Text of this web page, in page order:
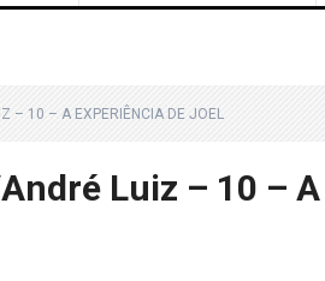
– 10 – A EXPERIÊNCIA DE JOEL
Luiz – 10 – A